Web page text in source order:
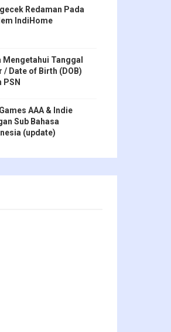
Redaman Pada
IndiHome
Mengetahui Tanggal
/ Date of Birth (DOB)
PSN
AAA & Indie
Sub Bahasa
(update)